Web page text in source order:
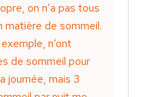
on n’a pas tous
matière de sommeil.
n’ont
de sommeil pour
journée, mais 3